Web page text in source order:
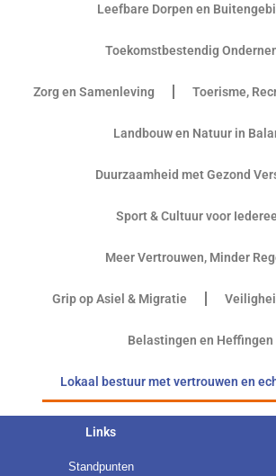
Leefbare Dorpen en
Toekomstbestendig
Zorg en Samenleving Toerisme,
Landbouw en Natuur in
Duurzaamheid met Gezond
Sport & Cultuur voor
Meer Vertrouwen, Minder
Grip op Asiel & Migratie
Belastingen en Heffingen
Lokaal bestuur met vertrouwen en
Links
Standpunten